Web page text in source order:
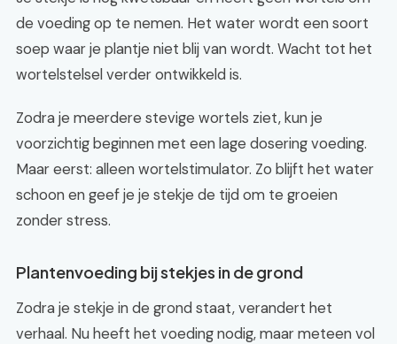
de voeding op te nemen. Het water wordt een soort
soep waar je plantje niet blij van wordt. Wacht tot het
wortelstelsel verder ontwikkeld is.
Zodra je meerdere stevige wortels ziet, kun je
voorzichtig beginnen met een lage dosering voeding.
Maar eerst: alleen wortelstimulator. Zo blijft het water
schoon en geef je je stekje de tijd om te groeien
zonder stress.
Plantenvoeding bij stekjes in de grond
Zodra je stekje in de grond staat, verandert het
verhaal. Nu heeft het voeding nodig, maar meteen vol